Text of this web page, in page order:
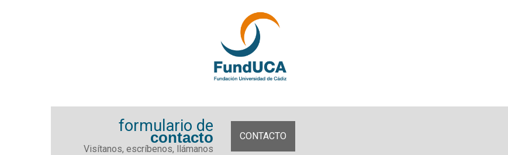
formulario de
contacto
Visítanos, escríbenos, llámanos
CONTACTO